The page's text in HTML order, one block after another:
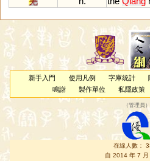
新手入門 使用凡例 字庫統計
鳴謝
製作單位 私隱政策
（管理員 ）
在線人數：
自 2014 年 7 月